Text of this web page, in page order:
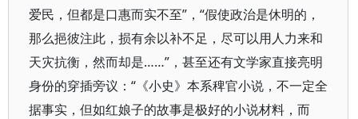
爱民，但都是口惠而实不至”，“假使政治是休明的，
那么挹彼注此，损有余以补不足，尽可以用人力来和
天灾抗衡，然而却是……”，甚至还有文学家直接亮明
身份的穿插旁议：“《小史》本系稗官小说，不一定全
据事实，但如红娘子的故事是极好的小说材料，而